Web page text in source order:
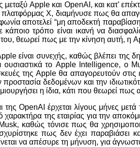
Apple και OpenAI, και κατ’
X, διαμήνυσε πως θα
αποτελεί “μη αποδεκτή παραβίαση
τρόπο είναι ικανή να
θεωρεί πως με την κίνηση αυτή, η
είναι συνεχής, καθώς βλέπει της
ουσιαστικά το Apple Intelligence, ο
της Apple θα απαγορευτούν
δεδομένων και την
η ίδια, κάτι που θεωρεί πως
OpenAI έρχεται λίγους μήνες
της εταιρίας για την
καθώς τόνισε πως θα
πως δεν έχει παραβιάσει
να απέσυρε τη μήνυση, για